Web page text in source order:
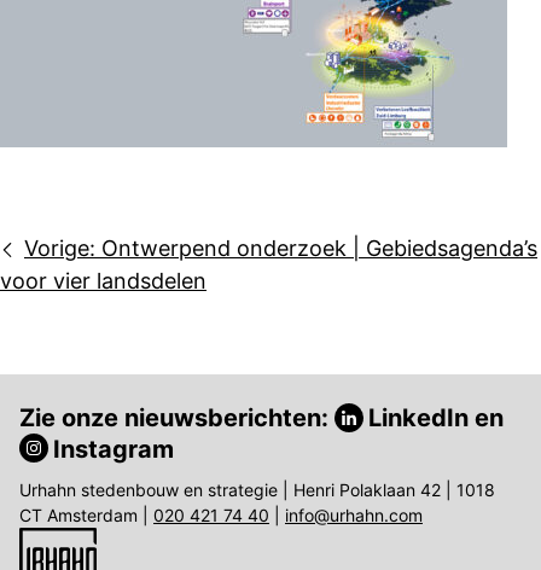
Bericht
navigatie
Vorige: Ontwerpend onderzoek | Gebiedsagenda’s
voor vier landsdelen
Zie onze nieuwsberichten: LinkedIn en
Instagram
Urhahn stedenbouw en strategie | Henri Polaklaan 42 | 1018
CT Amsterdam | 020 421 74 40 info@urhahn.com